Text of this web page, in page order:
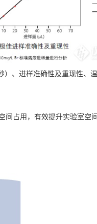
、进样准确性及重现性、温
占用，有效提升实验室空间